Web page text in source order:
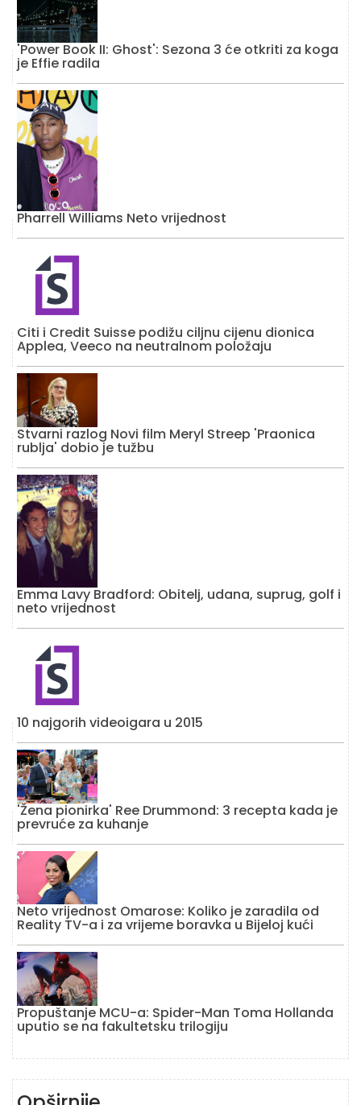
'Power Book II: Ghost': Sezona 3 će otkriti za koga
je Effie radila
Pharrell Williams Neto vrijednost
Citi i Credit Suisse podižu ciljnu cijenu dionica
Applea, Veeco na neutralnom položaju
Stvarni razlog Novi film Meryl Streep 'Praonica
rublja' dobio je tužbu
Emma Lavy Bradford: Obitelj, udana, suprug, golf i
neto vrijednost
10 najgorih videoigara u 2015
'Žena pionirka' Ree Drummond: 3 recepta kada je
prevruće za kuhanje
Neto vrijednost Omarose: Koliko je zaradila od
Reality TV-a i za vrijeme boravka u Bijeloj kući
Propuštanje MCU-a: Spider-Man Toma Hollanda
uputio se na fakultetsku trilogiju